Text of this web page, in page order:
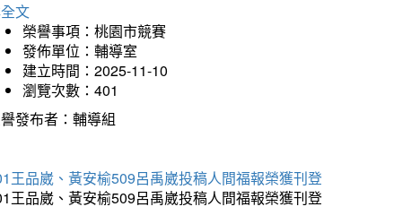
文
榮譽事項：桃園市競賽
發佈單位：輔導室
建立時間：2025-11-10
瀏覽次數：401
發布者：輔導組
王品崴、黃安榆509呂禹崴投稿人間福報榮獲刊登
王品崴、黃安榆509呂禹崴投稿人間福報榮獲刊登